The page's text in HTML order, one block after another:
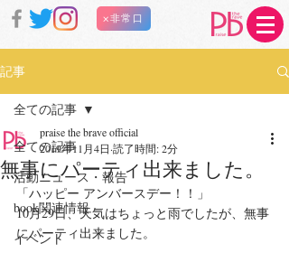
×非常口
記事
全ての記事
活動ニュース・報告
book関連情報
イベント
全ての記事
無事にパーティ出来ました。
praise the brave official
2019年11月4日 読了時間: 2分
「ハッピー アンバースデー！！」﻿
10月29日、天気はちょっと雨でしたが、無事
にパーティ出来ました。﻿